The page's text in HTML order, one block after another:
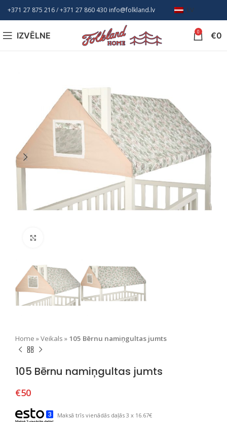
+371 27 875 216/ +371 27 860 430 info@folkland.lv LV
IZVĒLNE 0 €0
Home »Veikals » 105 Bērnu namiņgultas jumts
105 Bērnu namiņgultas jumts
€50
Maksā trīs vienādās daļās 3 x 16.67€